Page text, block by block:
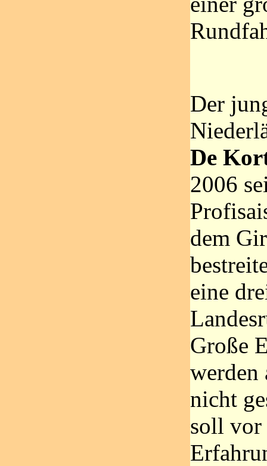
Der
De
2006
dem
eine
Große
werden
nicht
soll vor